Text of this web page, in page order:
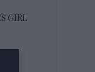
GIRL